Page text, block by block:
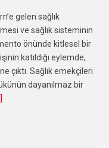
gelen sağlık
ve sağlık sisteminin
önünde kitlesel bir
katıldığı eylemde,
çıktı. Sağlık emekçileri
dayanılmaz bir